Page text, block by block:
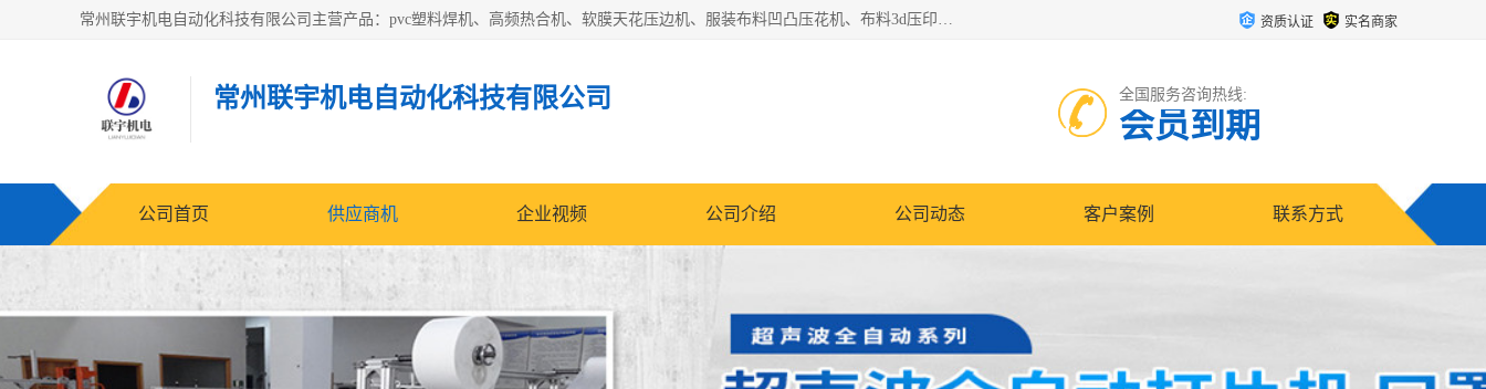
常州联宇机电自动化科技有限公司主营产品：pvc塑料焊机、高频热合机、软膜天花压边机、服装布料凹凸压花机、布料3d压印设备、服装植胶设备、超声波布料花边机、无纺布热合机、全自动压花机。 资质认证 实名商家
常州联宇机电自动化科技有限公司 全国服务咨询热线:
会员到期
公司首页 供应商机 企业视频 公司介绍 公司动态 客户案例 联系方式